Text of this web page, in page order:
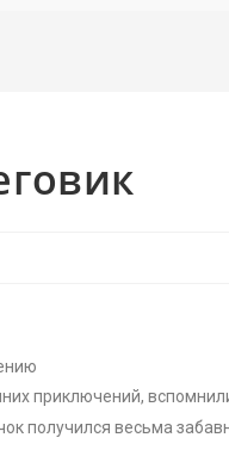
приключений,
получился весьма